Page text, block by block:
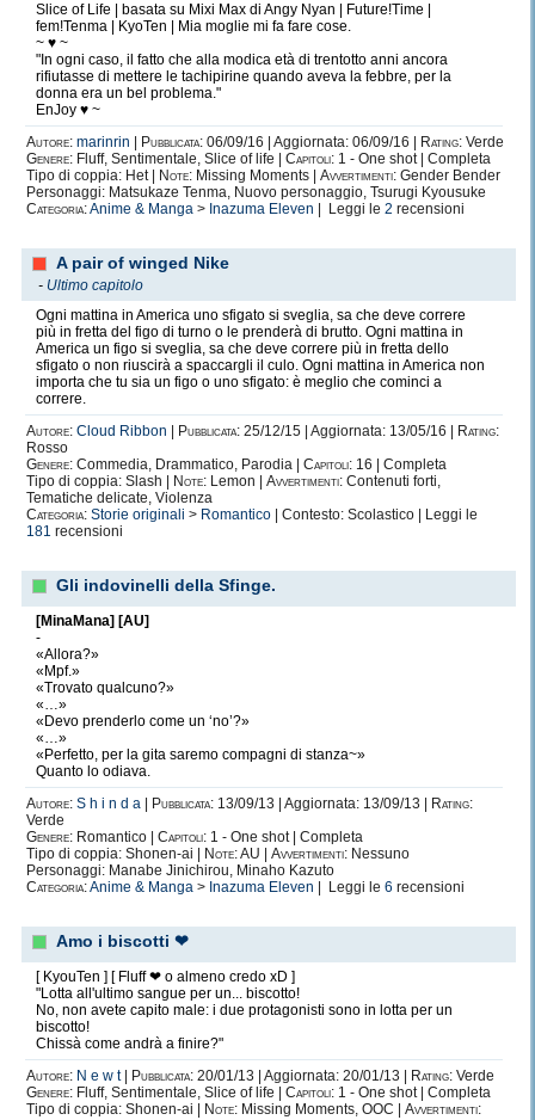
Slice of Life | basata su Mixi Max di Angy Nyan | Future!Time |
fem!Tenma | KyoTen | Mia moglie mi fa fare cose.
~ ♥ ~
"In ogni caso, il fatto che alla modica età di trentotto anni ancora
rifiutasse di mettere le tachipirine quando aveva la febbre, per la
donna era un bel problema."
EnJoy ♥ ~
Autore: marinrin Pubblicata: 06/09/16 | Aggiornata: 06/09/16 | Rating: Verde
Genere: Fluff, Sentimentale, Slice of life | Capitoli: 1 - One shot | Completa
Tipo di coppia: Het |
Note: Missing Moments | Avvertimenti: Gender Bender
Personaggi: Matsukaze Tenma, Nuovo personaggio, Tsurugi Kyousuke
Categoria:Anime & Manga > Inazuma Eleven | Leggi le 2 recensioni
A pair of winged Nike
- Ultimo capitolo
Ogni mattina in America uno sfigato si sveglia, sa che deve correre
più in fretta del figo di turno o le prenderà di brutto. Ogni mattina in
America un figo si sveglia, sa che deve correre più in fretta dello
sfigato o non riuscirà a spaccargli il culo. Ogni mattina in America non
importa che tu sia un figo o uno sfigato: è meglio che cominci a
correre.
Autore: Cloud Ribbon Pubblicata: 25/12/15 | Aggiornata: 13/05/16 |
Rating:
Rosso
Genere: Commedia, Drammatico, Parodia | Capitoli: 16 | Completa
Tipo di coppia: Slash |
Note: Lemon | Avvertimenti: Contenuti forti,
Tematiche delicate, Violenza
Categoria: Storie originali > Romantico | Contesto: Scolastico | Leggi le
181 recensioni
Gli indovinelli della Sfinge.
[MinaMana] [AU]
-
«Allora?»
«Mpf.»
«Trovato qualcuno?»
«…»
«Devo prenderlo come un ‘no’?»
«…»
«Perfetto, per la gita saremo compagni di stanza~»
Quanto lo odiava.
Autore: S h i n d a Pubblicata: 13/09/13 | Aggiornata: 13/09/13 |
Rating:
Verde
Genere: Romantico | Capitoli: 1 - One shot | Completa
Tipo di coppia: Shonen-ai |
Note:AU | Avvertimenti: Nessuno
Personaggi: Manabe Jinichirou, Minaho Kazuto
Categoria:Anime & Manga > Inazuma Eleven | Leggi le 6 recensioni
Amo i biscotti ❤
[ KyouTen ] [ Fluff ❤ o almeno credo xD ]
"Lotta all'ultimo sangue per un... biscotto!
No, non avete capito male: i due protagonisti sono in lotta per un
biscotto!
Chissà come andrà a finire?"
Autore: N e w t| Pubblicata: 20/01/13 | Aggiornata: 20/01/13 | Rating: Verde
Genere: Fluff, Sentimentale, Slice of life | Capitoli: 1 - One shot | Completa
Tipo di coppia: Shonen-ai |
Note: Missing Moments, OOC | Avvertimenti: